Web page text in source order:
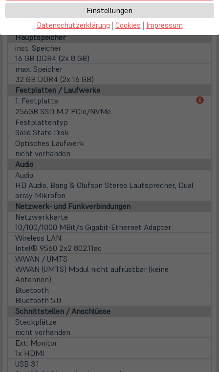
WebCam
Webcam
integrierte HD WebCam
Hauptspeicher
inst. Speicher
16 GB DDR4 (2x 8 GB)
max. Speicher
32 GB DDR4 (2x 16 GB)
Festplatten / Laufwerke
1. Festplatte
256GB SSD M.2 PCIe/NVMe
Festplattentyp
Solid State Disk
Optisches Laufwerk
nicht vorhanden
Audio
Audio
HD Audio, Bang & Olufson Stereo Lautsprecher, Dual
array Mikrofon
Netzwerk- und Funkverbindungen
Netzwerkkarte
10/100/1000 MBit/s Gigabit-Ethernet Adapter
Wireless LAN
Intel® 9560 2x2 802.11ac
WWAN / UMTS
WWAN (UMTS) Modul nicht aufrüstbar (keine
Antennen)
Bluetooth
Bluetooth 5.0
Schnittstellen / Anschlüsse
Steckplätze
nicht vorhanden
Ext. Monitor
1x HDMI
USB 3.1
Einstellungen
Datenschutzerklärung | Cookies | Impressum